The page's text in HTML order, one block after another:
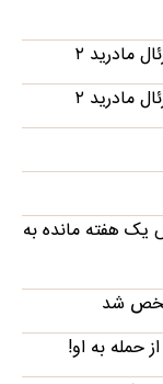
یک هفته مانده به
شد
حمله به او!